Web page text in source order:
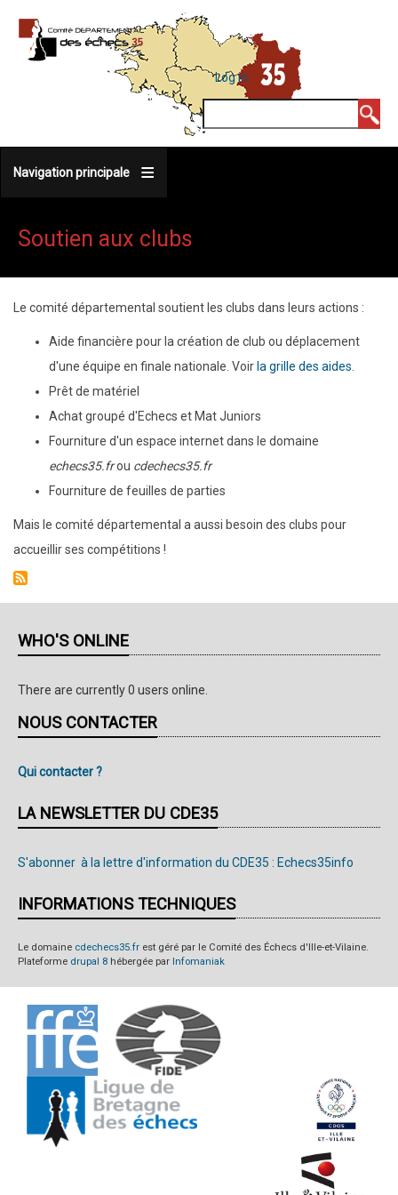
main
MENU
DU
COMPTE
DE
Log in
Navigation principale
Soutien aux clubs
Le comité départemental soutient les clubs dans leurs actions :
Aide financière pour la création de club ou déplacement
d'une équipe en finale nationale. Voir la grille des aides
Prêt de matériel
Achat groupé d'Echecs et Mat Juniors
Fourniture d'un espace internet dans le domaine
echecs35.frou cdechecs35.fr
Fourniture de feuilles de parties
Mais le comité départemental a aussi besoin des clubs pour
accueillir ses compétitions !
WHO'S ONLINE
There are currently 0 users online.
NOUS CONTACTER
Qui contacter ?
LA NEWSLETTER DU CDE35
S'abonner à la lettre d'information du CDE35 : Echecs35info
INFORMATIONS TECHNIQUES
Le domaine cdechecs35.fr est géré par le Comité des Échecs d'Ille-et-Vilaine.
Plateforme drupal 8 hébergée par Infomaniak